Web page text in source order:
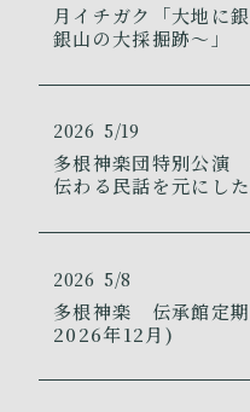
月イチガク「大地に
銀山の大採掘跡～」
2026 5/19
多根神楽団特別公演
伝わる民話を元にし
2026 5/8
多根神楽 伝承館定
2026年12月)